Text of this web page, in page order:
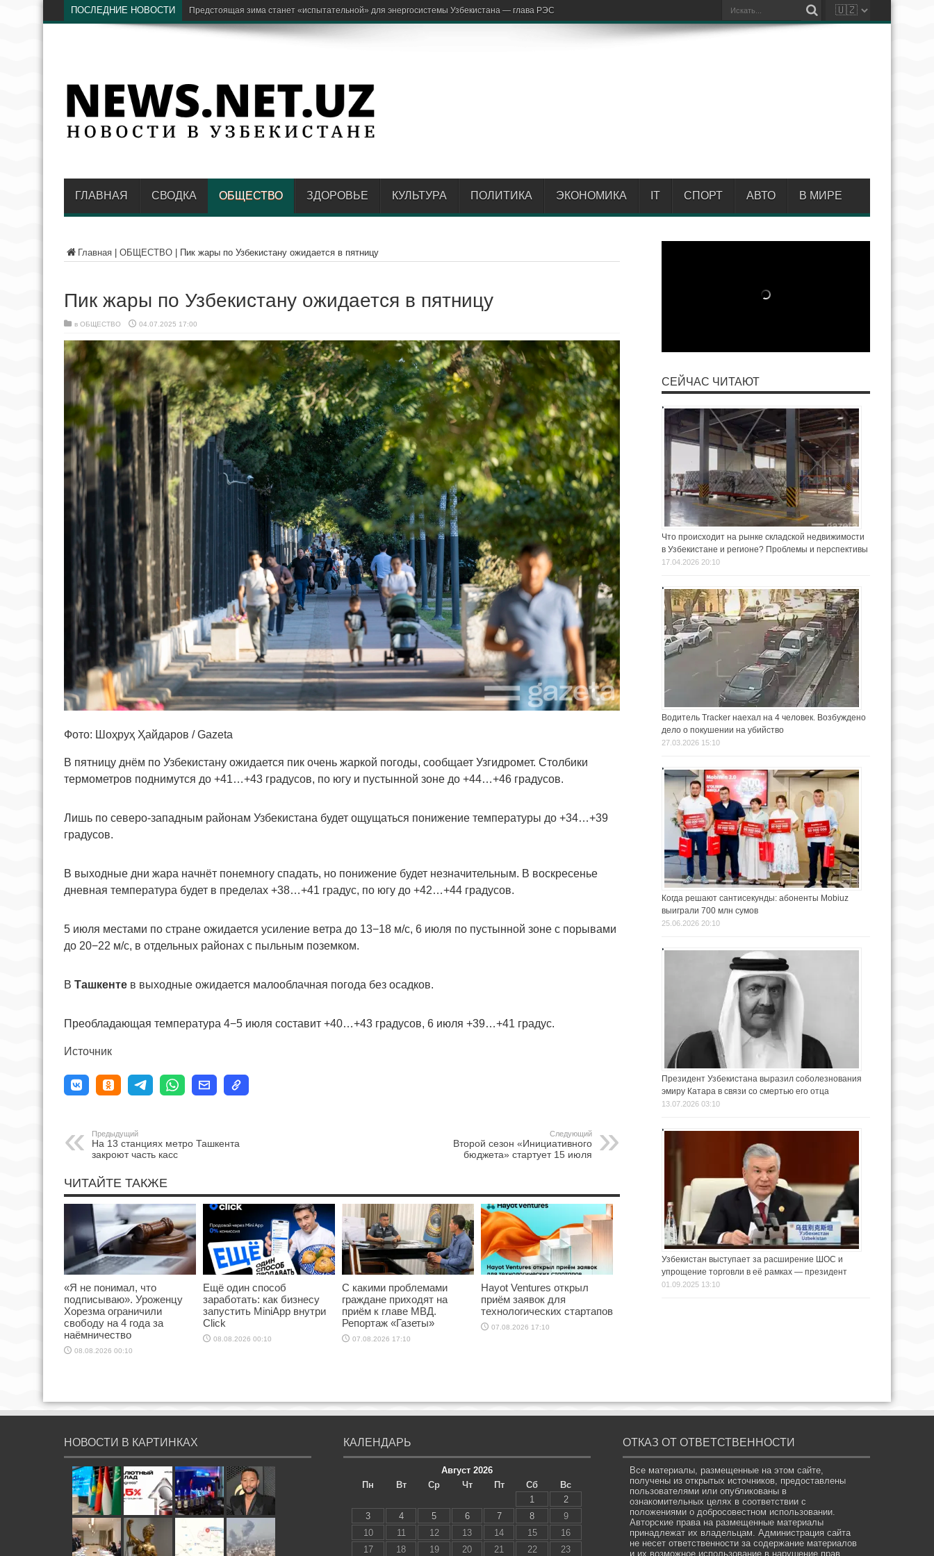
ПОСЛЕДНИЕ НОВОСТИ Бывши
ГЛАВНАЯ СВОДКА ОБЩЕСТВО ЗДОРОВЬЕ КУЛЬТУРА ПОЛИТИКА ЭКОНОМИКА IT СПОРТ АВТО В МИРЕ
Главная ОБЩЕСТВО Пик жары по Узбекистану ожидается в пятницу
Пик жары по Узбекистану ожидается в пятницу
в ОБЩЕСТВО 04.07.2025 17:00
Фото: Шоҳруҳ Ҳайдаров / Gazeta
В пятницу днём по Узбекистану ожидается пик очень жаркой погоды, сообщает Узгидромет. Столбики
термометров поднимутся до +41…+43 градусов, по югу и пустынной зоне до +44…+46 градусов.
Лишь по северо-западным районам Узбекистана будет ощущаться понижение температуры до +34…+39
градусов.
В выходные дни жара начнёт понемногу спадать, но понижение будет незначительным. В воскресенье
дневная температура будет в пределах +38…+41 градус, по югу до +42…+44 градусов.
5 июля местами по стране ожидается усиление ветра до 13−18 м/с, 6 июля по пустынной зоне с порывами
до 20−22 м/с, в отдельных районах с пыльным поземком.
В Ташкенте в выходные ожидается малооблачная погода без осадков.
Преобладающая температура 4−5 июля составит +40…+43 градусов, 6 июля +39…+41 градус.
Источник
Предыдущий
На 13 станциях метро Ташкента
закроют часть касс
Следующий
Второй сезон «Инициативного
бюджета» стартует 15 июля
ЧИТАЙТЕ ТАКЖЕ
«Я не понимал, что
подписываю». Уроженцу
Хорезма ограничили
свободу на 4 года за
наёмничество
08.08.2026 00:10
Ещё один способ
заработать: как бизнесу
запустить MiniApp внутри
Click
08.08.2026 00:10
С какими проблемами
граждане приходят на
приём к главе МВД.
Репортаж «Газеты»
07.08.2026 17:10
Hayot Ventures открыл
приём заявок для
технологических стартапов
07.08.2026 17:10
СЕЙЧАС ЧИТАЮТ
Что происходит на рынке складской недвижимости
в Узбекистане и регионе? Проблемы и перспективы
17.04.2026 20:10
Водитель Tracker наехал на 4 человек. Возбуждено
дело о покушении на убийство
27.03.2026 15:10
Когда решают сантисекунды: абоненты Mobiuz
выиграли 700 млн сумов
25.06.2026 20:10
Президент Узбекистана выразил соболезнования
эмиру Катара в связи со смертью его отца
13.07.2026 03:10
Узбекистан выступает за расширение ШОС и
упрощение торговли в её рамках — президент
01.09.2025 13:10
НОВОСТИ В КАРТИНКАХ КАЛЕНДАРЬ
Август 2026
Пн
Вт Ср Чт Пт Сб
Вс
1
2
3
4 5 6 7 8
9
10
11 12 13 14 15
16
17
18 19 20 21 22 23
ОТКАЗ ОТ ОТВЕТСТВЕННОСТИ
Все материалы, размещенные на этом сайте,
получены из открытых источников, предоставлены
пользователями или опубликованы в
ознакомительных целях в соответствии с
положениями о добросовестном использовании.
Авторские права на размещенные материалы
принадлежат их владельцам. Администрация сайта
не несет ответственности за содержание материалов
и их возможное использование в нарушение прав